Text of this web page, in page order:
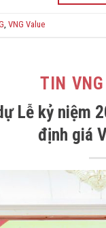
VNG Value
TIN
Lễ kỷ niệm
định giá